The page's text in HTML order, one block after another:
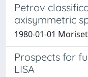
Petrov
axisymmetric
1980-01-01
Prospects for
LISA